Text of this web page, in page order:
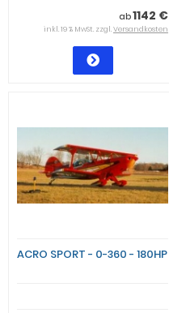
ab1142 €
inkl. 19 % MwSt. zzgl.Versandkosten
ACRO SPORT - 0-360 - 180HP